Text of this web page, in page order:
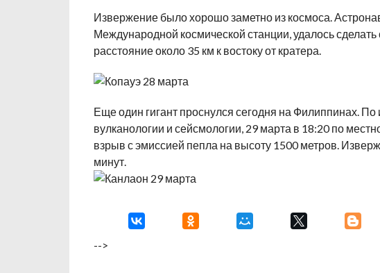
Извержение было хорошо заметно из космоса.
Международной космической станции, удалось
расстояние около 35 км к востоку от кратера.
Еще один гигант проснулся сегодня на Филиппинах.
вулканологии и сейсмологии, 29 марта в 18:20 по
взрыв с эмиссией пепла на высоту 1500 метров.
минут.
-->